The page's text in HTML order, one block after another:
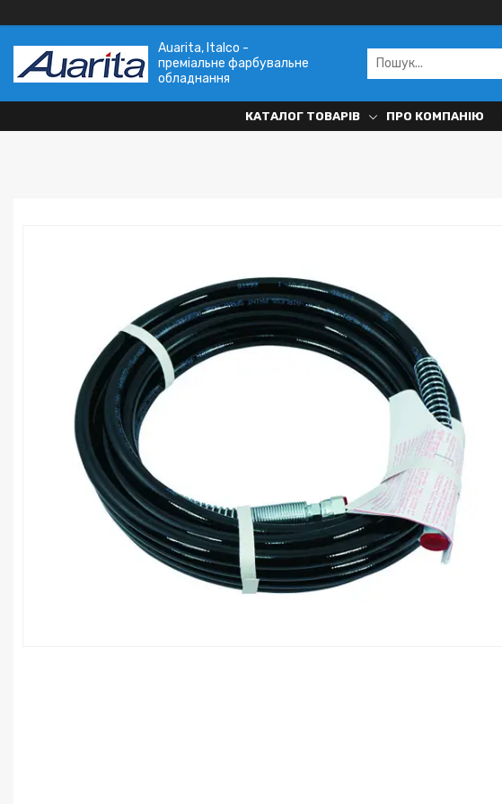
Auarita, Italco -
преміальне фарбувальне
обладнання
КАТАЛОГ ТОВАРІВ ПРО КОМПАНІЮ